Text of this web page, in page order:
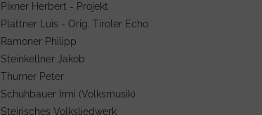
Pixner Herbert - Projekt
Plattner Luis - Orig. Tiroler Echo
Ramoner Philipp
Steinkellner Jakob
Thurner Peter
Schuhbauer Irmi (Volksmusik)
Steirisches Volksliedwerk